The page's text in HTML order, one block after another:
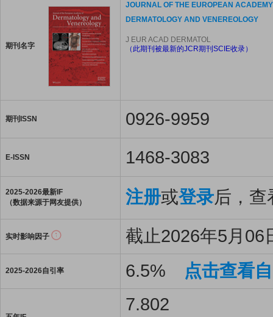
期刊名字
JOURNAL OF THE EUROPEAN
DERMATOLOGY AND VENEREOLOGY
J EUR ACAD DERMATOL
（此期刊被最新的JCR期刊SCIE收录）
期刊ISSN 0926-9959
E-ISSN 1468-3083
2025-2026最新IF
（数据来源于网友提供）
注册或登录后，查
实时影响因子 截止2026年5月06
2025-2026自引率 6.5% 点击查看
7.802